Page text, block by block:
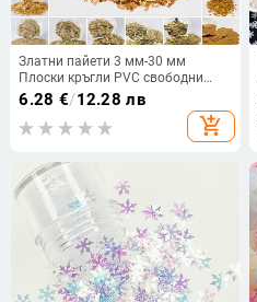
Златни пайети 3 мм-30 мм
Плоски кръгли PVC свободни
пайети за занаяти Декорация за
шиене на пайети Направи си сам
аксесоар Lentejuelas Para Coser
6.28 €/12.28 лв
add_shopping_cart